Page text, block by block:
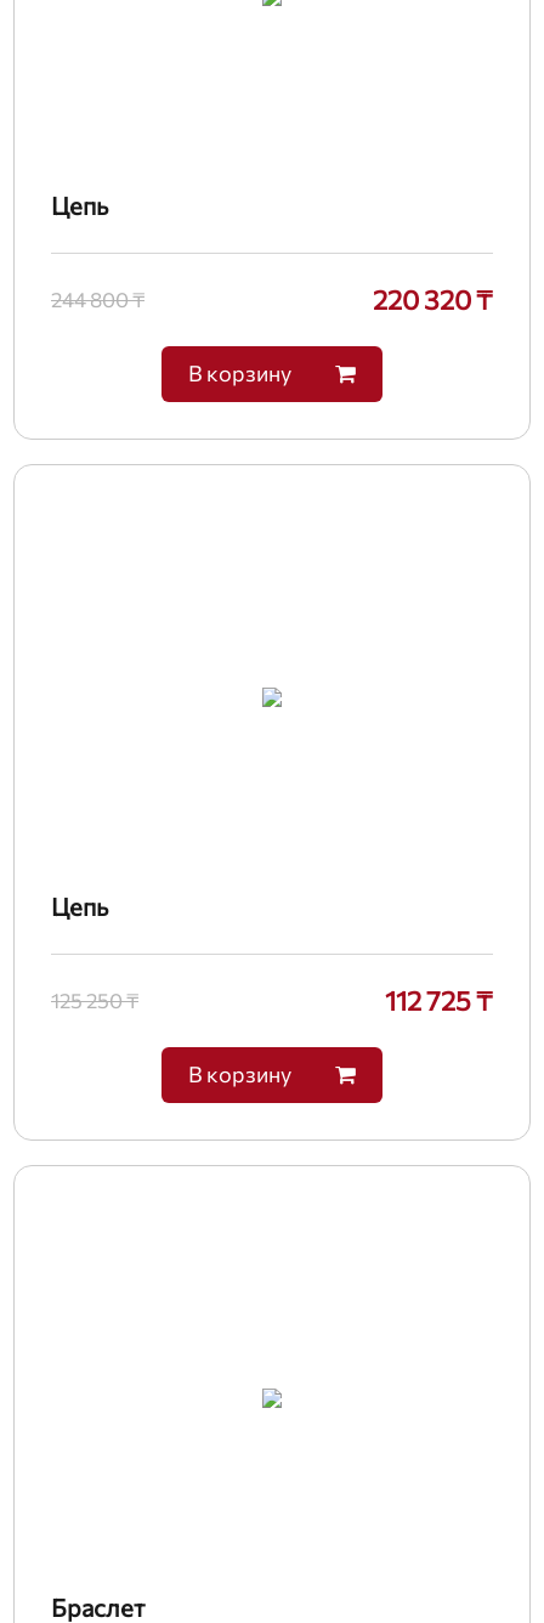
Цепь
244 800 ₸ 220 320 ₸
В корзину
Цепь
125 250 ₸ 112 725 ₸
В корзину
Браслет